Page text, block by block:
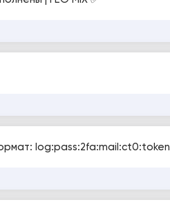
log:pass:2fa:mail:ct0:token